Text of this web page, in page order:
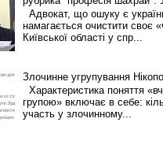
Адвокат, що ошуку є
намагається очистити своє
Київської області у спр...
Злочинне угрупування
Характеристика поняття
групою» включає в себе:
участь у злочинному...